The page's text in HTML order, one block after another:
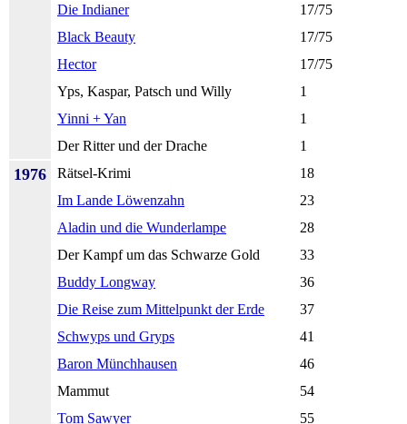
Die Indianer
17/75
Black Beauty
17/75
Hector
17/75
Yps, Kaspar, Patsch und Willy
1
Yinni + Yan
1
Der Ritter und der Drache
1
1976 Rätsel-Krimi
18
Im Lande Löwenzahn
23
Aladin und die Wunderlampe
28
Der Kampf um das Schwarze Gold
33
Buddy Longway
36
Die Reise zum Mittelpunkt der Erde
37
Schwyps und Gryps
41
Baron Münchhausen
46
Mammut
54
Tom Sawyer
55